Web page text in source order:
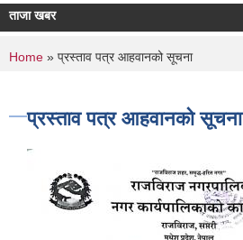
ताजा खबर
You are here
Home » प्रस्ताव पत्र आहवानको सूचना
प्रस्ताव पत्र आहवानको सूचना